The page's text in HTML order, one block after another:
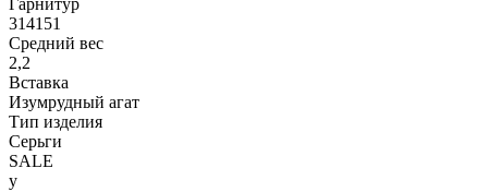
Гарнитур
314151
Средний вес
2,2
Вставка
Изумрудный агат
Тип изделия
Серьги
SALE
y